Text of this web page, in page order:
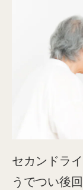
セカンドラ
うでつい後